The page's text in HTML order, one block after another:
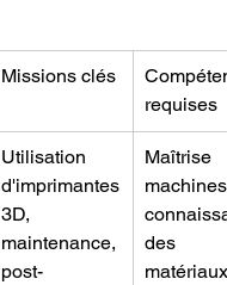
Missions clés
requises
Utilisation
d'imprimantes
3D,
maintenance,
post-
Maîtrise
machines,
des
matériaux,